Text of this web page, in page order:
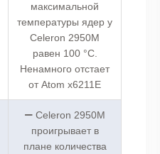
максимальной
температуры ядер у
Celeron 2950M
равен 100 °C.
Ненамного отстает
от Atom x6211E
Celeron 2950M
проигрывает в
плане количества